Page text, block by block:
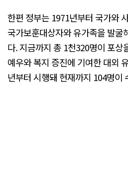
한편 정부는 1971년부터 국가와
국가보훈대상자와 유가족을 발굴
다. 지금까지 총 1천320명이 포상
예우와 복지 증진에 기여한 대외
년부터 시행돼 현재까지 104명이